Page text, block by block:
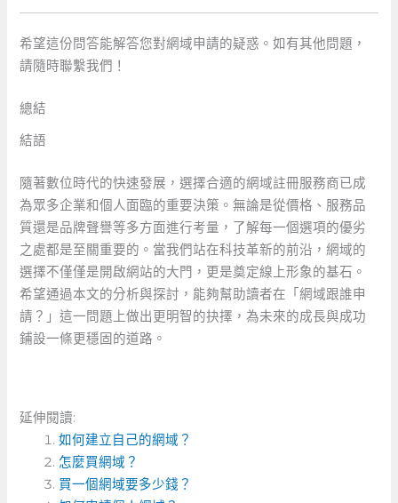
希望這份問答能解答您對網域申請的疑惑。如有其他問題，
請隨時聯繫我們！
總結
結語
隨著數位時代的快速發展，選擇合適的網域註冊服務商已成
為眾多企業和個人面臨的重要決策。無論是從價格、服務品
質還是品牌聲譽等多方面進行考量，了解每一個選項的優劣
之處都是至關重要的。當我們站在科技革新的前沿，網域的
選擇不僅僅是開啟網站的大門，更是奠定線上形象的基石。
希望通過本文的分析與探討，能夠幫助讀者在「網域跟誰申
請？」這一問題上做出更明智的抉擇，為未來的成長與成功
鋪設一條更穩固的道路。
延伸閱讀:
如何建立自己的網域？
怎麼買網域？
買一個網域要多少錢？